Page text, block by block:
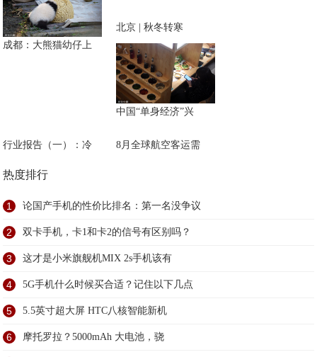
成都：大熊猫幼仔上
北京 | 秋冬转寒
中国“单身经济”兴
行业报告（一）：冷 8月全球航空客运需
热度排行
1 论国产手机的性价比排名：第一名没争议
2 双卡手机，卡1和卡2的信号有区别吗？
3 这才是小米旗舰机MIX 2s手机该有
4 5G手机什么时候买合适？记住以下几点
5 5.5英寸超大屏 HTC八核智能新机
6 摩托罗拉？5000mAh 大电池，骁